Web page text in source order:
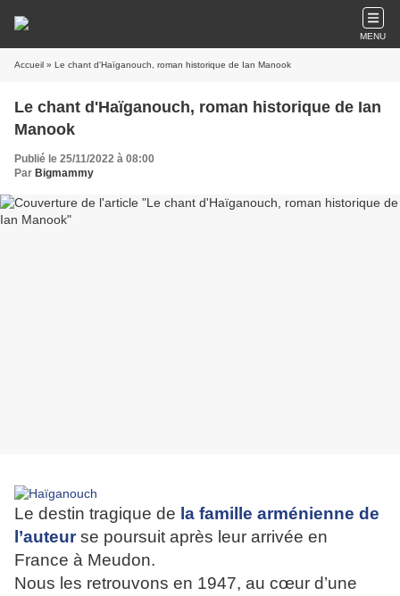
MENU
Accueil » Le chant d'Haïganouch, roman historique de Ian Manook
Le chant d'Haïganouch, roman historique de Ian
Manook
Publié le 25/11/2022 à 08:00
Par Bigmammy
Le destin tragique de la famille arménienne de
l’auteurse poursuit après leur arrivée en
France à Meudon.
Nous les retrouvons en 1947, au cœur d’une